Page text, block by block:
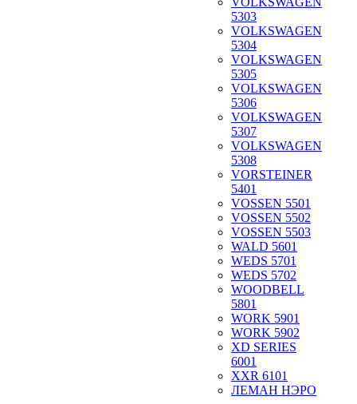
5303
VOLKSWAGEN
5304
VOLKSWAGEN
5305
VOLKSWAGEN
5306
VOLKSWAGEN
5307
VOLKSWAGEN
5308
VORSTEINER
5401
VOSSEN 5501
VOSSEN 5502
VOSSEN 5503
WALD 5601
WEDS 5701
WEDS 5702
WOODBELL
5801
WORK 5901
WORK 5902
XD SERIES
6001
XXR 6101
ЛЕМАН НЭРО